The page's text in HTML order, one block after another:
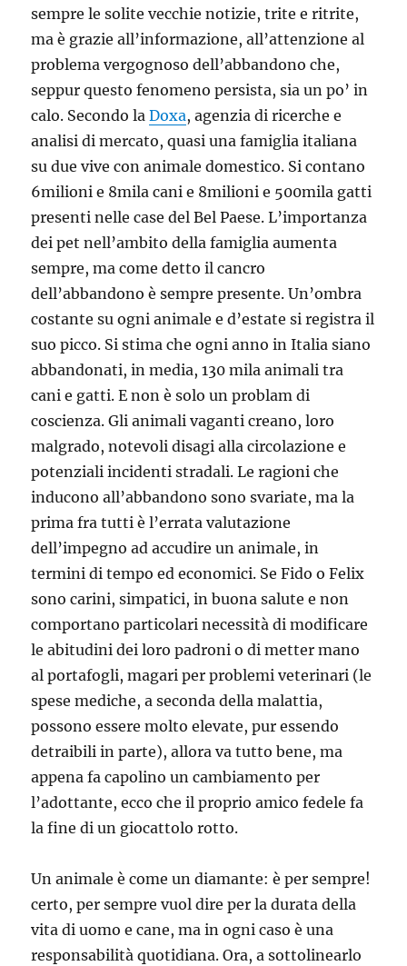
sempre le solite vecchie notizie, trite e ritrite,
ma è grazie all’informazione, all’attenzione al
problema vergognoso dell’abbandono che,
seppur questo fenomeno persista, sia un po’ in
calo. Secondo laDoxa, agenzia di ricerche e
analisi di mercato, quasi una famiglia italiana
su due vive con animale domestico. Si contano
6milioni e 8mila cani e 8milioni e 500mila gatti
presenti nelle case del Bel Paese. L’importanza
dei pet nell’ambito della famiglia aumenta
sempre, ma come detto il cancro
dell’abbandono è sempre presente. Un’ombra
costante su ogni animale e d’estate si registra il
suo picco. Si stima che ogni anno in Italia siano
abbandonati, in media, 130 mila animali tra
cani e gatti. E non è solo un problam di
coscienza.Gli animali vaganti creano, loro
malgrado, notevoli disagi alla circolazione e
potenziali incidenti stradali. Le ragioni che
inducono all’abbandono sono svariate, ma la
prima fra tutti è l’errata valutazione
dell’impegno ad accudire un animale, in
termini di tempo ed economici. Se Fido o Felix
sono carini, simpatici, in buona salute e non
comportano particolari necessità di modificare
le abitudini dei loro padroni o di metter mano
al portafogli, magari per problemi veterinari (le
spese mediche, a seconda della malattia,
possono essere molto elevate, pur essendo
detraibili in parte), allora va tutto bene, ma
appena fa capolino un cambiamento per
l’adottante, ecco che il proprio amico fedele fa
la fine di un giocattolo rotto.
Un animale è come un diamante: è per sempre!
certo, per sempre vuol dire per la durata della
vita di uomo e cane, ma in ogni caso è una
responsabilità quotidiana. Ora, a sottolinearlo